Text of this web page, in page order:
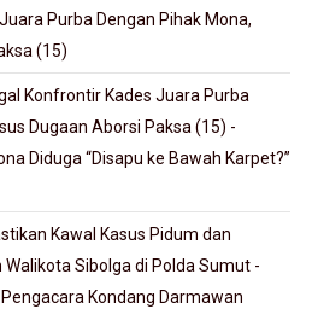
Purba Dengan Pihak Mona,
(15)
Konfrontir Kades Juara Purba
Dugaan Aborsi Paksa (15) -
Diduga “Disapu ke Bawah Karpet?”
Kawal Kasus Pidum dan
Sibolga di Polda Sumut -
Pengacara Kondang Darmawan